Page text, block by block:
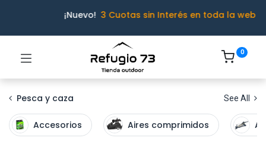
¡Nuevo! 3 Cuotas sin Interés en toda la web
0
Pesca y caza See All
Accesorios Aires comprimidos